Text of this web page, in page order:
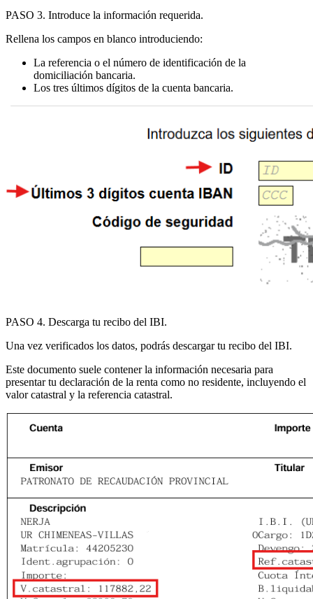
PASO 3. Introduce la información requerida.
Rellena los campos en blanco introduciendo:
La referencia o el número de identificación de la
domiciliación bancaria.
Los tres últimos dígitos de la cuenta bancaria.
PASO 4. Descarga tu recibo del IBI.
Una vez verificados los datos, podrás descargar tu recibo del IBI.
Este documento suele contener la información necesaria para
presentar tu declaración de la renta como no residente, incluyendo el
valor catastral y la referencia catastral.